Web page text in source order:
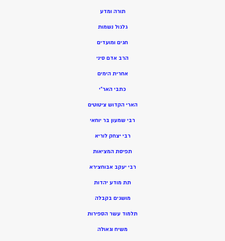
תורה ומדע
גלגול נשמות
חגים ומועדים
הרב אדם סיני
אחרית הימים
כתבי האר”י
הארי הקדוש ציטוטים
רבי שמעון בר יוחאי
רבי יצחק לוריא
תפיסת המציאות
רבי יעקב אבוחצירא
תת מודע יהדות
מושגים בקבלה
תלמוד עשר הספירות
משיח וגאולה